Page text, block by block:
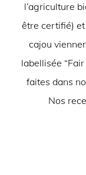
l’agriculture
être certifié)
cajou
labellisée
faites dans
Nos